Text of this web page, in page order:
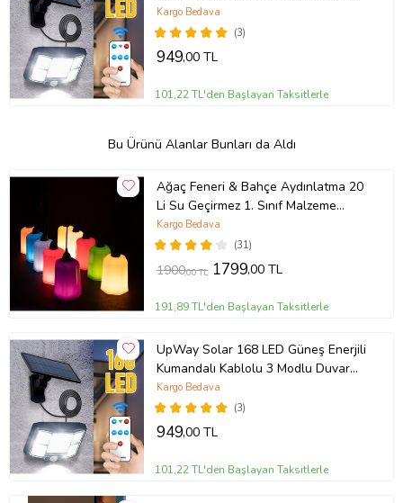
Lambası
(3)
Kargo Bedava
949,00 TL
101,22 TL'den Başlayan Taksitlerle
Bu Ürünü Alanlar Bunları da Aldı
Ağaç Feneri & Bahçe Aydınlatma 20
Li Su Geçirmez 1. Sınıf Malzeme
Parlak Pilastik
(31)
Kargo Bedava
1900,00 TL 1799,00 TL
191,89 TL'den Başlayan Taksitlerle
UpWay Solar 168 LED Güneş Enerjili
Kumandalı Kablolu 3 Modlu Duvar
Lambası
(3)
Kargo Bedava
949,00 TL
101,22 TL'den Başlayan Taksitlerle